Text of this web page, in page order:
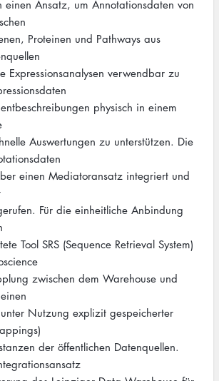
Ansatz, um Annotationsdaten von
Proteinen und Pathways aus
Expressionsanalysen verwendbar zu
physisch in einem
Auswertungen zu unterstützen. Die
einen Mediatoransatz integriert und
Für die einheitliche Anbindung
Tool SRS (Sequence Retrieval System)
zwischen dem Warehouse und
Nutzung explizit gespeicherter
der öffentlichen Datenquellen.